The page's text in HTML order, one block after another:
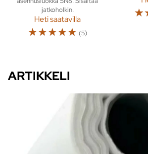
jatkoholkin.
Heti saatavilla
☆☆☆☆☆ (5)
☆
ARTIKKELI